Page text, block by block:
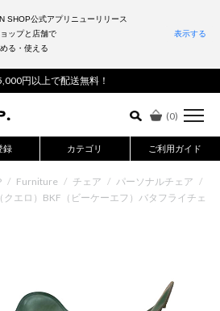
円以上で配送無料！
(0)
録 カテゴリ ご利用ガイド
詳細検索はこちら
/ Furniture / チェア / パーソナルチェア /
クエロ）BKF（ビーケーエフ）バタフライチェ
SHOP公式アプリニューリリース
ップと店舗で
る・使える
表示する